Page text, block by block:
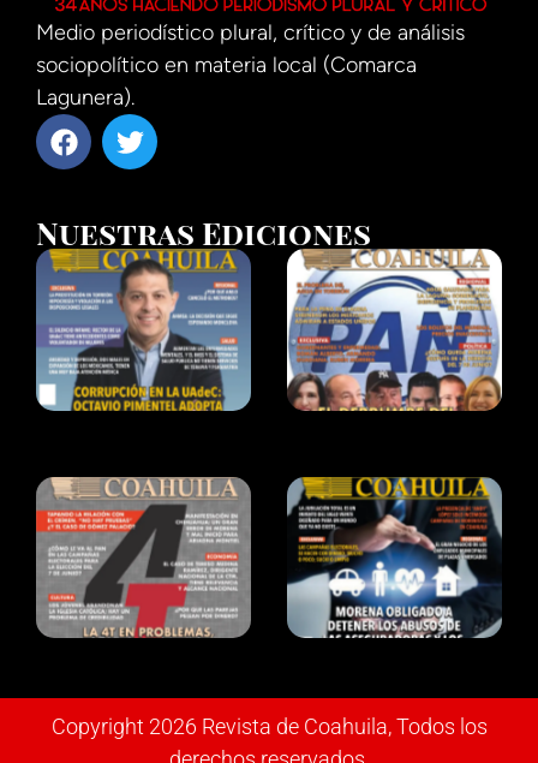
Medio periodístico plural, crítico y de análisis
sociopolítico en materia local (Comarca
Lagunera).
Nuestras Ediciones
Copyright 2026 Revista de Coahuila, Todos los